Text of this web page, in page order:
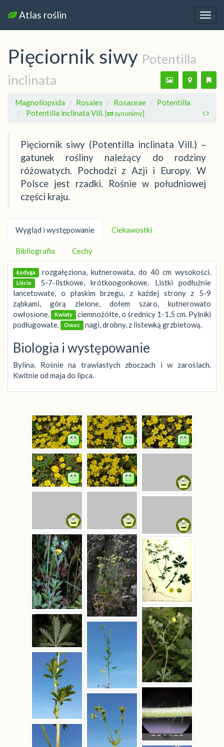
Atlas roślin
Pięciornik siwy Potentilla
inclinata
Magnoliopsida Rosales Rosaceae
Potentilla
Potentilla inclinata Vill. [ synonimy]
Pięciornik siwy (Potentilla inclinata Vill.) –
gatunek rośliny należący do rodziny
różowatych. Pochodzi z Azji i Europy. W
Polsce jest rzadki. Rośnie w południowej
części kraju.
Wygląd i występowanie Ciekawostki
Bibliografia Cechy
Łodyga rozgałęziona, kutnerowata, do 40 cm wysokości.
Liście 5-7-listkowe, krótkoogonkowe. Listki podłużnie
lancetowate, o płaskim brzegu, z każdej strony z 5-9
ząbkami, górą zielone, dołem szaro, kutnerowato
owłosione.
Kwiaty ciemnożółte, o średnicy 1-1,5 cm. Pylniki
podługowate.
Owoc nagi, drobny, z listewką grzbietową.
Biologia i występowanie
Bylina. Rośnie na trawiastych zboczach i w zaroślach.
Kwitnie od maja do lipca.